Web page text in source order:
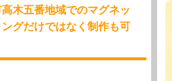
木五番地域でのマグネッ
ングだけではなく制作も可